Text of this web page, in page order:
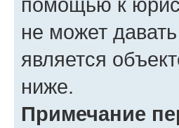
не может
является
ниже.
Примечание